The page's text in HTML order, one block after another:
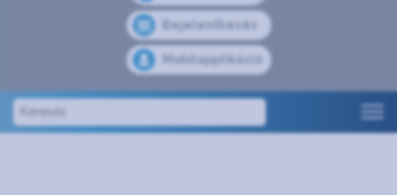
Bejelentkezés
Mobilapplikáció